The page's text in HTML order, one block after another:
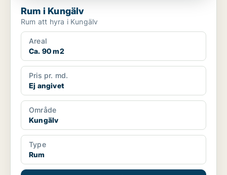
Rum i Kungälv
Rum att hyra i Kungälv
Areal
Ca. 90 m2
Pris pr. md.
Ej angivet
Område
Kungälv
Type
Rum